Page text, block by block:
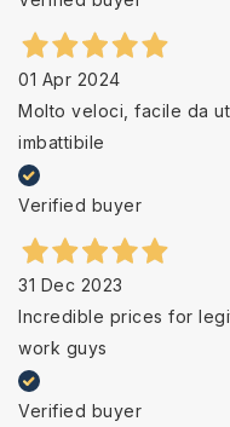
01 Apr 2024
Molto veloci, facile da
imbattibile
Verified buyer
31 Dec 2023
Incredible prices for
work guys
Verified buyer